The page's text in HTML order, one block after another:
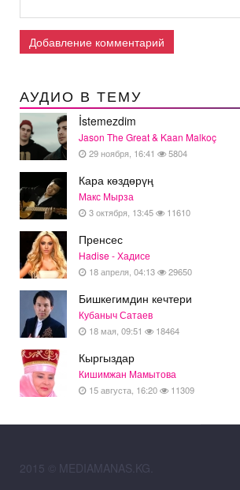
Добавление комментарий
АУДИО В ТЕМУ
İstemezdim
Jason The Great & Kaan Malkoç
29 ноября, 16:41 5804
Кара көздөрүң
Макс Мырза
3 октября, 13:45 11610
Пренсес
Hadise - Хадисе
18 апреля, 04:13 29650
Бишкегимдин кечтери
Кубаныч Сатаев
18 мая, 09:51 18464
Кыргыздар
Кишимжан Мамытова
15 августа, 16:20 11309
2015 © MEDIAMANAS.KG.